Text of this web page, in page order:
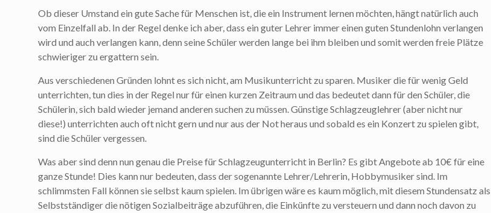
Ob dieser Umstand ein gute Sache für Menschen ist, die ein Instrument lernen möchten, hängt natürlich auch
vom Einzelfall ab. In der Regel denke ich aber, dass ein guter Lehrer immer einen guten Stundenlohn verlangen
wird und auch verlangen kann, denn seine Schüler werden lange bei ihm bleiben und somit werden freie Plätze
schwieriger zu ergattern sein.
Aus verschiedenen Gründen lohnt es sich nicht, am Musikunterricht zu sparen. Musiker die für wenig Geld
unterrichten, tun dies in der Regel nur für einen kurzen Zeitraum und das bedeutet dann für den Schüler, die
Schülerin, sich bald wieder jemand anderen suchen zu müssen. Günstige Schlagzeuglehrer (aber nicht nur
diese!) unterrichten auch oft nicht gern und nur aus der Not heraus und sobald es ein Konzert zu spielen gibt,
sind die Schüler vergessen.
Was aber sind denn nun genau die Preise für Schlagzeugunterricht in Berlin? Es gibt Angebote ab 10€ für eine
ganze Stunde! Dies kann nur bedeuten, dass der sogenannte Lehrer/Lehrerin, Hobbymusiker sind. Im
schlimmsten Fall können sie selbst kaum spielen. Im übrigen wäre es kaum möglich, mit diesem Stundensatz als
Selbstständiger die nötigen Sozialbeiträge abzuführen, die Einkünfte zu versteuern und dann noch davon zu